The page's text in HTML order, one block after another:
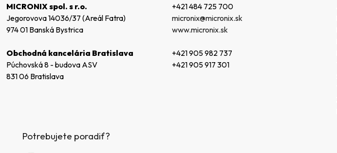
MICRONIX spol. s r.o.
Jegorovova 14036/37 (Areál Fatra)
974 01 Banská Bystrica
Obchodná kancelária Bratislava
Púchovská 8 - budova ASV
831 06 Bratislava
+421 484 725 700
micronix@micronix.sk
www.micronix.sk
+421 905 982 737
+421 905 917 301
Potrebujete poradiť?